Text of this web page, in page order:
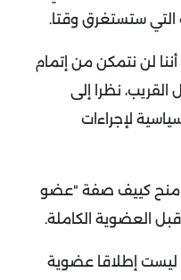
التي ستستغرق وقتا.
لن نتمكن من إتمام
نظرا إلى
لإجراءات
منح كييف صفة "عضو
العضوية الكاملة.
إطلاقا عضوية